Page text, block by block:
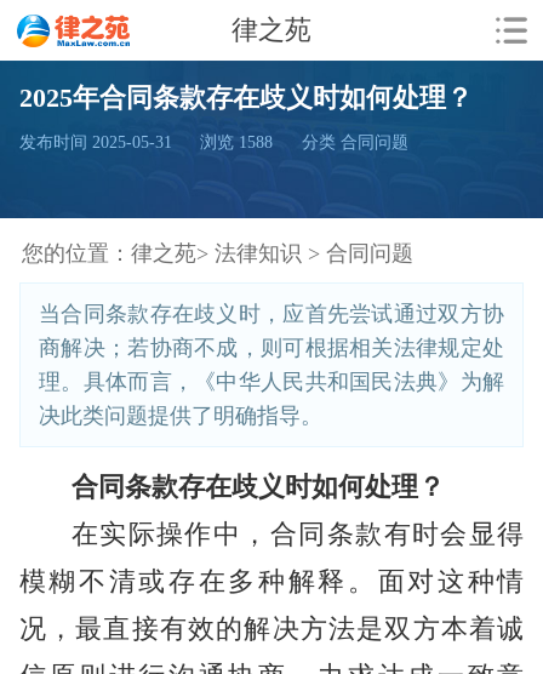
律之苑
2025年合同条款存在歧义时如何处理？
发布时间 2025-05-31 浏览 1588 分类 合同问题
您的位置： 律之苑> 法律知识 > 合同问题
当合同条款存在歧义时，应首先尝试通过双方协
商解决；若协商不成，则可根据相关法律规定处
理。具体而言，《中华人民共和国民法典》为解
决此类问题提供了明确指导。
合同条款存在歧义时如何处理？
在实际操作中，合同条款有时会显得
模糊不清或存在多种解释。面对这种情
况，最直接有效的解决方法是双方本着诚